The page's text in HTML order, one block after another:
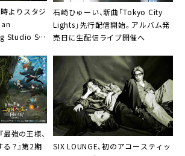
よりスタジ
Studio Session
石崎ひゅーい、新曲「Tokyo City
Lights」先行配信開始。アルバム発
売日に生配信ライブ開催へ
最強の王様、
？』第2期
SIX LOUNGE、初のアコースティッ